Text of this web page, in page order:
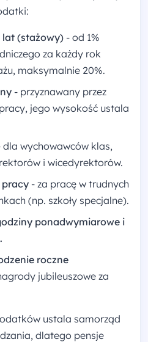
lat (stażowy) - od 1%
za każdy rok
maksymalnie 20%.
- przyznawany przez
jego wysokość ustala
dla wychowawców klas,
i wicedyrektorów.
pracy - za pracę w trudnych
(np. szkoły specjalne).
ponadwymiarowe i
roczne
jubileuszowe za
ustala samorząd
dlatego pensje